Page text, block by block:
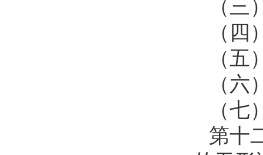
（
（
（
（
（
第十